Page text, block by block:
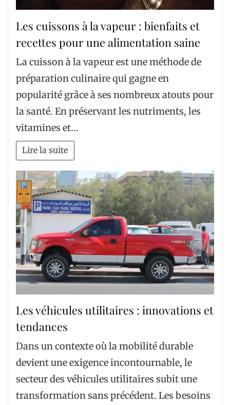
Les cuissons à la vapeur : bienfaits et
recettes pour une alimentation saine
La cuisson à la vapeur est une méthode de
préparation culinaire qui gagne en
popularité grâce à ses nombreux atouts pour
la santé. En préservant les nutriments, les
vitamines et…
Lire la suite
Les véhicules utilitaires : innovations et
tendances
Dans un contexte où la mobilité durable
devient une exigence incontournable, le
secteur des véhicules utilitaires subit une
transformation sans précédent. Les besoins